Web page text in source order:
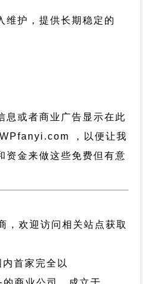
维护，提供长期稳定的
息或者商业广告显示在此
，以便让我
资金来做这些免费但有意
，欢迎访问相关站点获取
首家完全以